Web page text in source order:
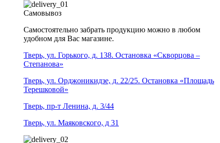
Самовывоз
Самостоятельно забрать продукцию можно в любом
удобном для Вас магазине.
Тверь, ул. Горького, д. 138. Остановка «Скворцова –
Степанова»
Тверь, ул. Орджоникидзе, д. 22/25. Остановка «Площадь
Терешковой»
Тверь, пр-т Ленина, д. 3/44
Тверь, ул. Маяковского, д 31